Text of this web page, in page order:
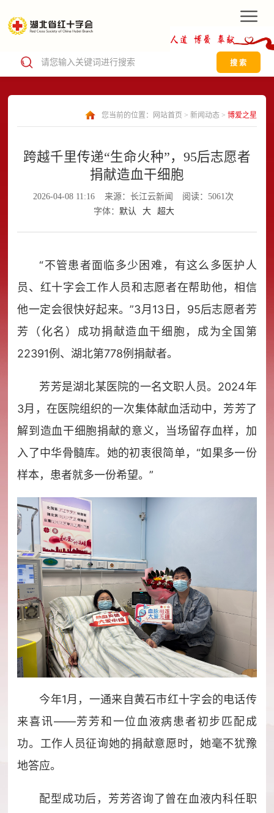
搜 索
您当前的位置： 网站首页 > 新闻动态> 博爱之星
跨越千里传递“生命火种”，95后志愿者
捐献造血干细胞
2026-04-08 11:16 来源：长江云新闻
阅读：5061次
字体： 默认 大 超大
“不管患者面临多少困难，有这么多医护人
员、红十字会工作人员和志愿者在帮助他，相信
他一定会很快好起来。”3月13日，95后志愿者芳
芳（化名）成功捐献造血干细胞，成为全国第
22391例、湖北第778例捐献者。
芳芳是湖北某医院的一名文职人员。2024年
3月，在医院组织的一次集体献血活动中，芳芳了
解到造血干细胞捐献的意义，当场留存血样，加
入了中华骨髓库。她的初衷很简单，“如果多一份
样本，患者就多一份希望。”
今年1月，一通来自黄石市红十字会的电话传
来喜讯——芳芳和一位血液病患者初步匹配成
功。工作人员征询她的捐献意愿时，她毫不犹豫
地答应。
配型成功后，芳芳咨询了曾在血液内科任职